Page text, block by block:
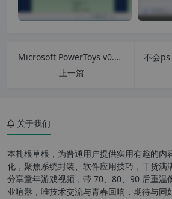
Microsoft PowerToys v0.70.1 微软Windows工具合集 系统增强工具
上一篇
关于我们
本扎根草根，为普通用户提供实用有趣的内
化，聚焦系统封装、软件应用技巧，干货满
分享童年游戏视频，带 70、80、90 后重温
业喧嚣，唯技术交流与青春回响，期待与同